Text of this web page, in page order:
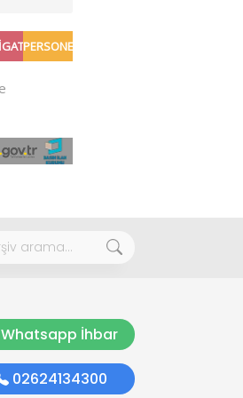
Whatsapp İhbar
02624134300